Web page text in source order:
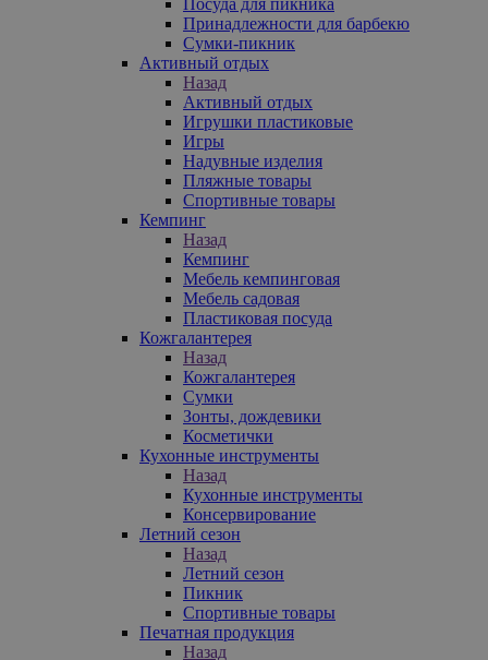
Принадлежности для барбекю
Сумки-пикник
Активный отдых
Назад
Активный отдых
Игрушки пластиковые
Игры
Надувные изделия
Пляжные товары
Спортивные товары
Кемпинг
Назад
Кемпинг
Мебель кемпинговая
Мебель садовая
Пластиковая посуда
Кожгалантерея
Назад
Кожгалантерея
Сумки
Зонты, дождевики
Косметички
Кухонные инструменты
Назад
Кухонные инструменты
Консервирование
Летний сезон
Назад
Летний сезон
Пикник
Спортивные товары
Печатная продукция
Назад